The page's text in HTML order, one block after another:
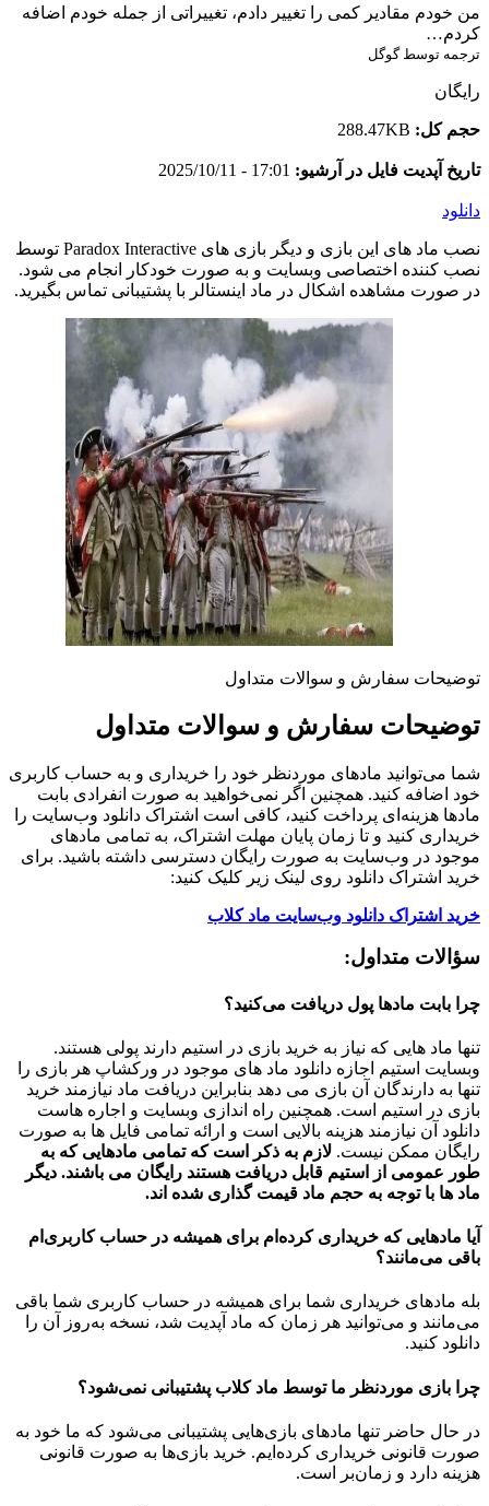
من خودم مقادیر کمی را تغییر دادم، تغییراتی از جمله خودم اضافه
کردم…
ترجمه توسط گوگل
رایگان
حجم کل: 288.47KB
تاریخ آپدیت فایل در آرشیو: 17:01 - 2025/10/11
دانلود
نصب ماد های این بازی و دیگر بازی های Paradox Interactive توسط
نصب کننده اختصاصی وبسایت و به صورت خودکار انجام می شود.
در صورت مشاهده اشکال در ماد اینستالر با پشتیبانی تماس بگیرید.
توضیحات سفارش و سوالات متداول
توضیحات سفارش و سوالات متداول
شما می‌توانید مادهای موردنظر خود را خریداری و به حساب کاربری
خود اضافه کنید. همچنین اگر نمی‌خواهید به صورت انفرادی بابت
مادها هزینه‌ای پرداخت کنید، کافی است اشتراک دانلود وب‌سایت را
خریداری کنید و تا زمان پایان مهلت اشتراک، به تمامی مادهای
موجود در وب‌سایت به صورت رایگان دسترسی داشته باشید. برای
خرید اشتراک دانلود روی لینک زیر کلیک کنید:
خرید اشتراک دانلود وب‌سایت ماد کلاب
سؤالات متداول:
چرا بابت مادها پول دریافت می‌کنید؟
تنها ماد هایی که نیاز به خرید بازی در استیم دارند پولی هستند.
وبسایت استیم اجازه دانلود ماد های موجود در ورکشاپ هر بازی را
تنها به دارندگان آن بازی می دهد بنابراین دریافت ماد نیازمند خرید
بازی در استیم است. همچنین راه اندازی وبسایت و اجاره هاست
دانلود آن نیازمند هزینه بالایی است و ارائه تمامی فایل ها به صورت
رایگان ممکن نیست. لازم به ذکر است که تمامی مادهایی که به
طور عمومی از استیم قابل دریافت هستند رایگان می باشند. دیگر
ماد ها با توجه به حجم ماد قیمت گذاری شده اند.
آیا مادهایی که خریداری کرده‌ام برای همیشه در حساب‌ کاربری‌ام
باقی می‌مانند؟
بله مادهای خریداری شما برای همیشه در حساب کاربری شما باقی
می‌مانند و می‌توانید هر زمان که ماد آپدیت شد، نسخه به‌روز آن را
دانلود کنید.
چرا بازی موردنظر ما توسط ماد کلاب پشتیبانی نمی‌شود؟
در حال حاضر تنها مادهای بازی‌هایی پشتیبانی می‌شود که ما خود به
صورت قانونی خریداری کرده‌ایم. خرید بازی‌ها به صورت قانونی
هزینه دارد و زمان‌بر است.